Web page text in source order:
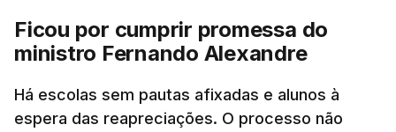
Ficou por cumprir promessa do
ministro Fernando Alexandre
Há escolas sem pautas afixadas e alunos à
espera das reapreciações. O processo não